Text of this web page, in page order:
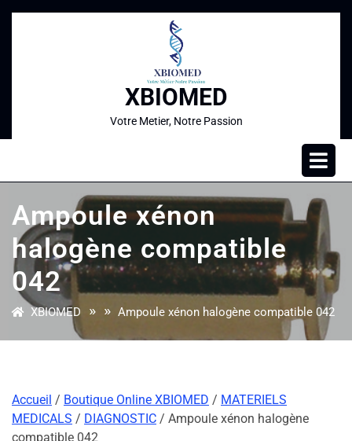
XBIOMED
Votre Metier, Notre Passion
Ampoule xénon
halogène compatible
042
XBIOMED » » Ampoule xénon halogène compatible 042
Accueil / Boutique Online XBIOMED / MATERIELS
MEDICALS / DIAGNOSTIC / Ampoule xénon halogène
compatible 042